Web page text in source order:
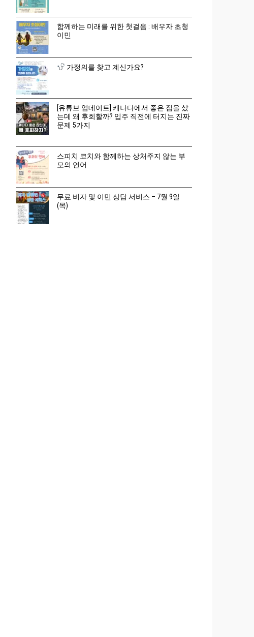
함께하는 미래를 위한 첫걸음 : 배우자 초청
이민
가정의를 찾고 계신가요?
[유튜브 업데이트] 캐나다에서 좋은 집을 샀
는데 왜 후회할까? 입주 직전에 터지는 진짜
문제 5가지
스피치 코치와 함께하는 상처주지 않는 부
모의 언어
무료 비자 및 이민 상담 서비스 – 7월 9일
(목)